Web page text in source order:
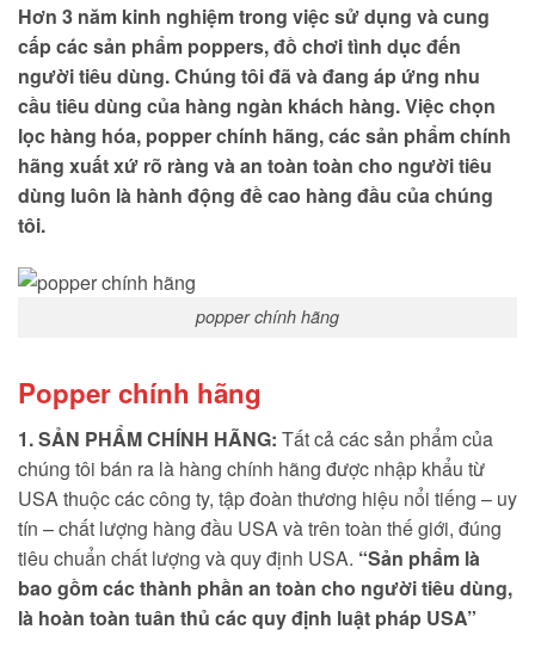
Hơn 3 năm kinh nghiệm trong việc sử dụng và cung
cấp các sản phẩm poppers, đồ chơi tình dục đến
người tiêu dùng. Chúng tôi đã và đang áp ứng nhu
cầu tiêu dùng của hàng ngàn khách hàng. Việc chọn
lọc hàng hóa, popper chính hãng, các sản phẩm chính
hãng xuất xứ rõ ràng và an toàn toàn cho người tiêu
dùng luôn là hành động đề cao hàng đầu của chúng
tôi.
popper chính hãng
Popper chính hãng
1. SẢN PHẨM CHÍNH HÃNG: Tất cả các sản phẩm của
chúng tôi bán ra là hàng chính hãng được nhập khẩu từ
USA thuộc các công ty, tập đoàn thương hiệu nổi tiếng – uy
tín – chất lượng hàng đầu USA và trên toàn thế giới, đúng
tiêu chuẩn chất lượng và quy định USA. “Sản phẩm là
bao gồm các thành phần an toàn cho người tiêu dùng,
là hoàn toàn tuân thủ các quy định luật pháp USA”